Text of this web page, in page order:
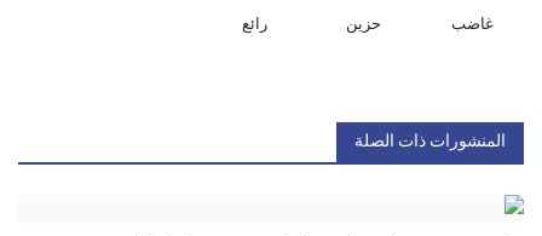
غاضب حزين رائع
المنشورات ذات الصلة